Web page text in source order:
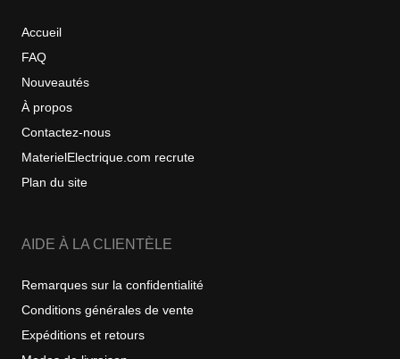
Accueil
FAQ
Nouveautés
À propos
Contactez-nous
MaterielElectrique.com recrute
Plan du site
AIDE À LA CLIENTÈLE
Remarques sur la confidentialité
Conditions générales de vente
Expéditions et retours